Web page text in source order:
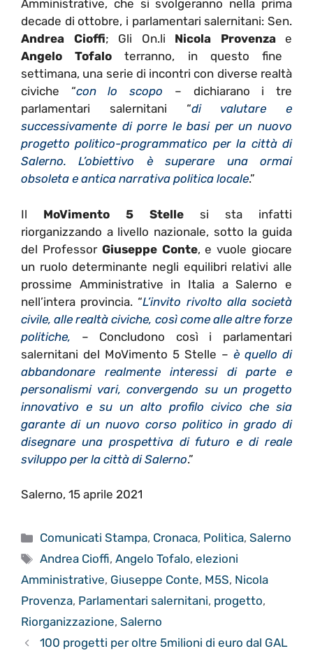
Amministrative, che si svolgeranno nella prima
decade di ottobre, i parlamentari salernitani: Sen.
Andrea Cioffi; Gli On.li Nicola Provenzae
Angelo Tofalo terranno, in questo fine
settimana, una serie di incontri con diverse realtà
civiche “con lo scopo – dichiarano i tre
parlamentari salernitani “di valutare e
successivamente di porre le basi per un nuovo
progetto politico-programmatico per la città di
Salerno. L’obiettivo è superare una ormai
obsoleta e antica narrativa politica locale.”
Il MoVimento 5 Stelle si sta infatti
riorganizzando a livello nazionale, sotto la guida
del Professor Giuseppe Conte, e vuole giocare
un ruolo determinante negli equilibri relativi alle
prossime Amministrative in Italia a Salerno e
nell’intera provincia. “L’invito rivolto alla società
civile, alle realtà civiche, così come alle altre forze
politiche, – Concludono così i parlamentari
salernitani del MoVimento 5 Stelle – è quello di
abbandonare realmente interessi di parte e
personalismi vari, convergendo su un progetto
innovativo e su un alto profilo civico che sia
garante di un nuovo corso politico in grado di
disegnare una prospettiva di futuro e di reale
sviluppo per la città di Salerno.”
Salerno, 15 aprile 2021
Categorie
Comunicati Stampa, Cronaca, Politica,Salerno
Tag
Andrea Cioffi,Angelo Tofalo,elezioni
Amministrative, Giuseppe Conte, M5S, Nicola
Provenza, Parlamentari salernitani, progetto,
Riorganizzazione, Salerno
100 progetti per oltre 5milioni di euro dal GAL